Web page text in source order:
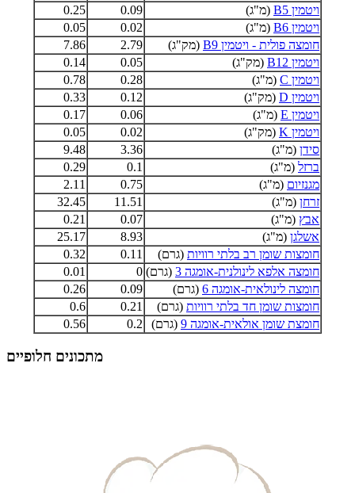
ויטמין B5
(מ"ג) 0.09
0.25
ויטמין B6
(מ"ג) 0.02
0.05
חומצה פולית - ויטמין B9
(מק"ג) 2.79
7.86
ויטמין B12
(מק"ג) 0.05
0.14
ויטמין C
(מ"ג) 0.28
0.78
ויטמין D
(מק"ג) 0.12
0.33
ויטמין E
(מ"ג) 0.06
0.17
ויטמין K
(מק"ג) 0.02
0.05
סידן (מ"ג) 3.36
9.48
ברזל (מ"ג) 0.1
0.29
מגנזיום (מ"ג) 0.75
2.11
זרחן (מ"ג) 11.51
32.45
אבץ (מ"ג) 0.07
0.21
אשלגן (מ"ג) 8.93
25.17
חומצות שומן רב בלתי רוויות (גרם) 0.11
0.32
חומצה אלפא לינולנית-אומגה 3
(גרם) 0
0.01
חומצה לינולאית-אומגה 6
(גרם) 0.09
0.26
חומצות שומן חד בלתי רוויות (גרם) 0.21
0.6
חומצת שומן אולאית-אומגה 9
(גרם) 0.2
0.56
מתכונים חלופיים